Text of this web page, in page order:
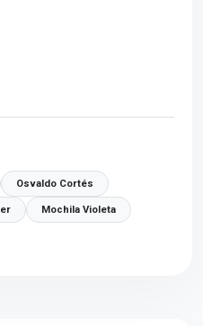
Osvaldo Cortés
Mochila Violeta